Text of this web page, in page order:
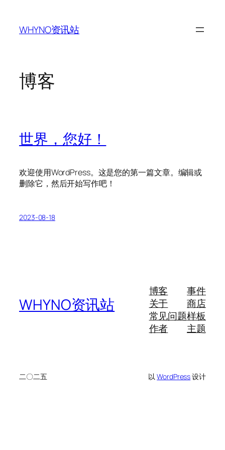
WHYNO资讯站
博客
世界，您好！
欢迎使用WordPress。这是您的第一篇文章。编辑或
删除它，然后开始写作吧！
2023-08-18
WHYNO资讯站
博客
关于
常见问题
作者
事件
商店
样板
主题
二〇二五 以WordPress设计